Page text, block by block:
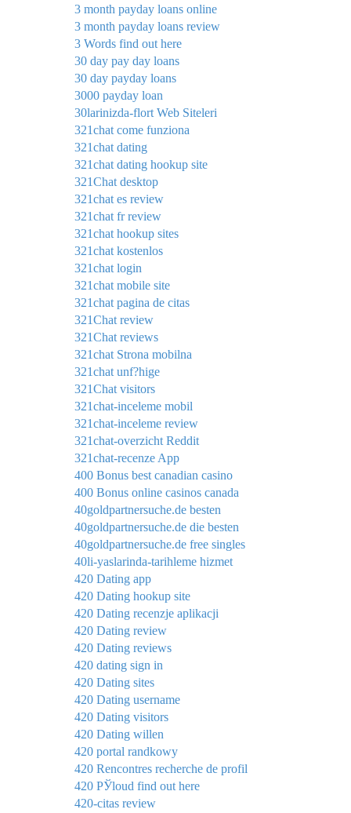
3 month payday loans online
3 month payday loans review
3 Words find out here
30 day pay day loans
30 day payday loans
3000 payday loan
30larinizda-flort Web Siteleri
321chat come funziona
321chat dating
321chat dating hookup site
321Chat desktop
321chat es review
321chat fr review
321chat hookup sites
321chat kostenlos
321chat login
321chat mobile site
321chat pagina de citas
321Chat review
321Chat reviews
321chat Strona mobilna
321chat unf?hige
321Chat visitors
321chat-inceleme mobil
321chat-inceleme review
321chat-overzicht Reddit
321chat-recenze App
400 Bonus best canadian casino
400 Bonus online casinos canada
40goldpartnersuche.de besten
40goldpartnersuche.de die besten
40goldpartnersuche.de free singles
40li-yaslarinda-tarihleme hizmet
420 Dating app
420 Dating hookup site
420 Dating recenzje aplikacji
420 Dating review
420 Dating reviews
420 dating sign in
420 Dating sites
420 Dating username
420 Dating visitors
420 Dating willen
420 portal randkowy
420 Rencontres recherche de profil
420 РЎloud find out here
420-citas review